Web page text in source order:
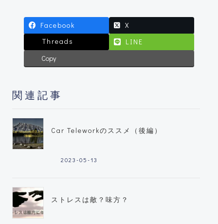
Facebook
X
Threads
LINE
Copy
関連記事
Car Teleworkのススメ（後編）
2023-05-13
ストレスは敵？味方？